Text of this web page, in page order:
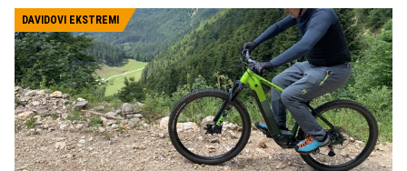
je tu mladi Nejc Petrič, trenutno najboljši slovenski
boksar, ki tudi ali pa prav po zaslugi ''mistra
Simpatikusa'' upa sanjati velike sanje. ''Če si se
dovolj žrtvoval in dovolj vložil v svoje priprave,
morajo nekatere stvari preprosto uspeti,'' pove Nejc,
ki si želi poseči po zvezdah.
DAVIDOVI EKSTREMI